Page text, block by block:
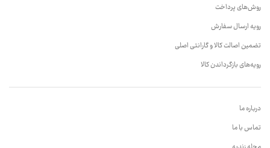
روش‌های پرداخت
رویه ارسال سفارش
تضمین اصالت کالا و گارانتی اصلی
رویه‌های بازگرداندن کالا
درباره ما
تماس با ما